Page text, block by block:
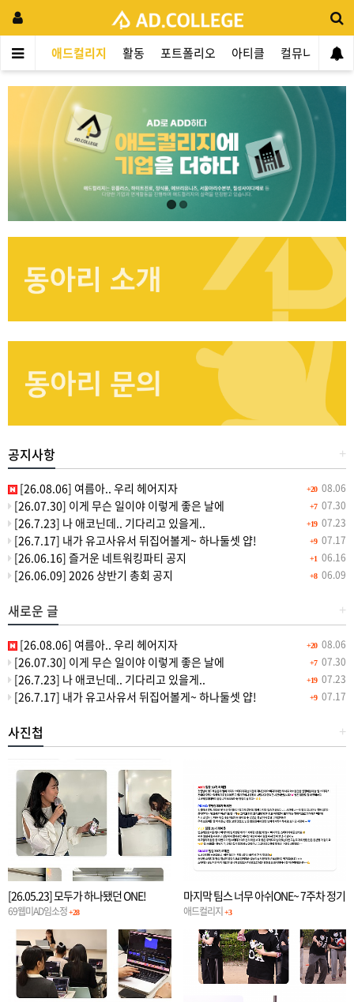
애드컬리지 활동 포트폴리오 아티클 컬뮤니티
+
공지사항
+20 08.06
[26.08.06] 여름아.. 우리 헤어지자
+7 07.30
[26.07.30] 이게 무슨 일이야 이렇게 좋은 날에
+19 07.23
[26.7.23] 나 애코닌데.. 기다리고 있을게..
+9 07.17
[26.7.17] 내가 유고사유서 뒤집어볼게~ 하나둘셋 얍!
+1 06.16
[26.06.16] 즐거운 네트워킹파티 공지
+8 06.09
[26.06.09] 2026 상반기 총회 공지
+
새로운 글
+20 08.06
[26.08.06] 여름아.. 우리 헤어지자
+7 07.30
[26.07.30] 이게 무슨 일이야 이렇게 좋은 날에
+19 07.23
[26.7.23] 나 애코닌데.. 기다리고 있을게..
+9 07.17
[26.7.17] 내가 유고사유서 뒤집어볼게~ 하나둘셋 얍!
+
사진첩
[26.05.23] 모두가 하나됐던 ONE!
69웹미AD임소정+28
마지막 팀스 너무 아쉬ONE~ 7주차 정기
일정
애드컬리지+3